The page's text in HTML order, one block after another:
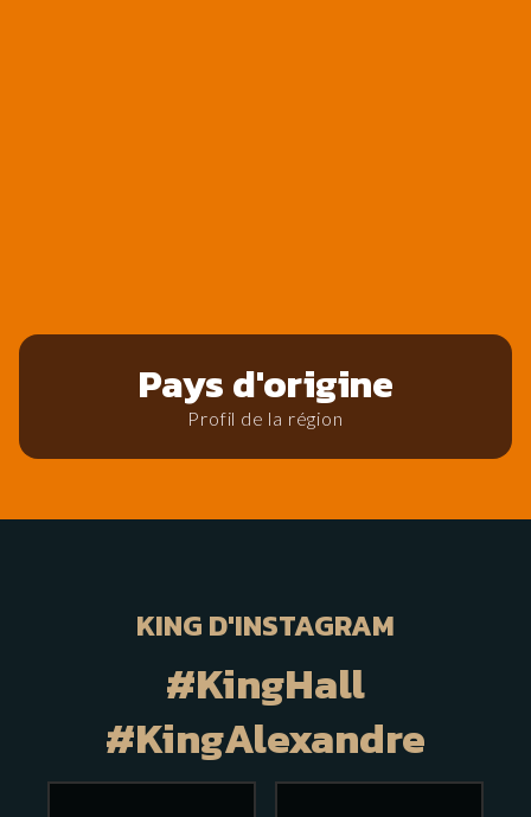
Pays d'origine
Profil de la région
KING D'INSTAGRAM
#KingHall
#KingAlexandre